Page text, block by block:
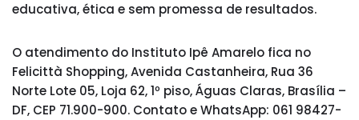
educativa, ética e sem promessa de resultados.
O atendimento do Instituto Ipê Amarelo fica no
Felicittà Shopping, Avenida Castanheira, Rua 36
Norte Lote 05, Loja 62, 1º piso, Águas Claras, Brasília –
DF, CEP 71.900-900. Contato e WhatsApp: 061 98427-